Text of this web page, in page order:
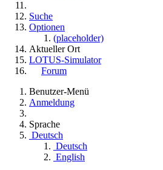
Suche
Optionen
(placeholder)
Aktueller Ort
LOTUS-Simulator
Forum
Benutzer-Menü
Anmeldung
Sprache
Deutsch
Deutsch
English